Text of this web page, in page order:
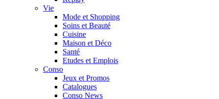
Vie
Mode et Shopping
Soins et Beauté
Cuisine
Maison et Déco
Santé
Etudes et Emplois
Conso
Jeux et Promos
Catalogues
Conso News